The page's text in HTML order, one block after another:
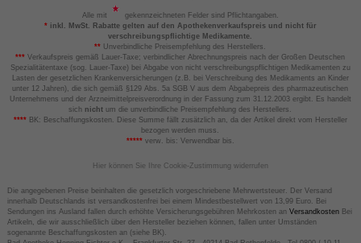
Alle mit
gekennzeichneten Felder sind Pflichtangaben.
*inkl. MwSt. Rabatte gelten auf den Apothekenverkaufspreis und nicht für
verschreibungspflichtige Medikamente.
** Unverbindliche Preisempfehlung des Herstellers.
*** Verkaufspreis gemäß Lauer-Taxe; verbindlicher Abrechnungspreis nach der Großen Deutschen
Spezialitätentaxe (sog. Lauer-Taxe) bei Abgabe von nicht verschreibungspflichtigen Medikamenten zu
Lasten der gesetzlichen Krankenversicherungen (z.B. bei Verschreibung des Medikaments an Kinder
unter 12 Jahren), die sich gemäß §129 Abs. 5a SGB V aus dem Abgabepreis des pharmazeutischen
Unternehmens und der Arzneimittelpreisverordnung in der Fassung zum 31.12.2003 ergibt. Es handelt
sich nicht um die unverbindliche Preisempfehlung des Herstellers.
****BK: Beschaffungskosten. Diese Summe fällt zusätzlich an, da der Artikel direkt vom Hersteller
bezogen werden muss.
*****verw. bis: Verwendbar bis.
Hier können Sie Ihre Cookie-Zustimmung widerrufen
Die angegebenen Preise beinhalten die gesetzlich vorgeschriebene Mehrwertsteuer. Der Versand
innerhalb Deutschlands ist versandkostenfrei bei einem Mindestbestellwert von 13,99 Euro. Bei
Sendungen ins Ausland fallen durch erhöhte Versicherungsgebühren Mehrkosten an VersandkostenBei
Artikeln, die wir ausschließlich über den Hersteller beziehen können, fallen unter Umständen
sogenannte Beschaffungskosten an (siehe BK).